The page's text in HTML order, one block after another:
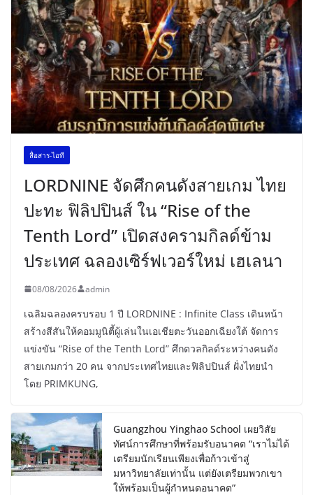
สื่อสาร-ไอที
LORDNINE จัดศึกคนดังสายเกม ไทย
ปะทะ ฟิลิปปินส์ ใน “Rise of the
Tenth Lord” เปิดสงครามกิลด์ข้าม
ประเทศ ฉลองเซิร์ฟเวอร์ใหม่ เฮเลนา
08/08/2026 admin
เฉลิมฉลองครบรอบ 1 ปี LORDNINE : Infinite Class เดินหน้า
สร้างสีสันให้คอมมูนิตี้ผู้เล่นในเอเชียตะวันออกเฉียงใต้ จัดการ
แข่งขัน “Rise of the Tenth Lord” ศึกดวลกิลด์ระหว่างคนดัง
สายเกมกว่า 20 คน จากประเทศไทยและฟิลิปปินส์ ฝั่งไทยนำ
โดย PRIMKUNG,
Guangzhou Yinghao School เผยวิสัย
ทัศน์การศึกษาที่พร้อมรับอนาคต “เราไม่ได้
เตรียมนักเรียนเพียงเพื่อก้าวเข้าสู่
มหาวิทยาลัยเท่านั้น แต่ยังเตรียมพวกเขา
ให้พร้อมเป็นผู้กำหนดอนาคต”